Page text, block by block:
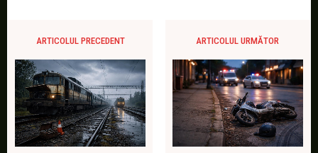
ARTICOLUL PRECEDENT ARTICOLUL URMĂTOR